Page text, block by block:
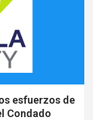
esfuerzos de
Condado